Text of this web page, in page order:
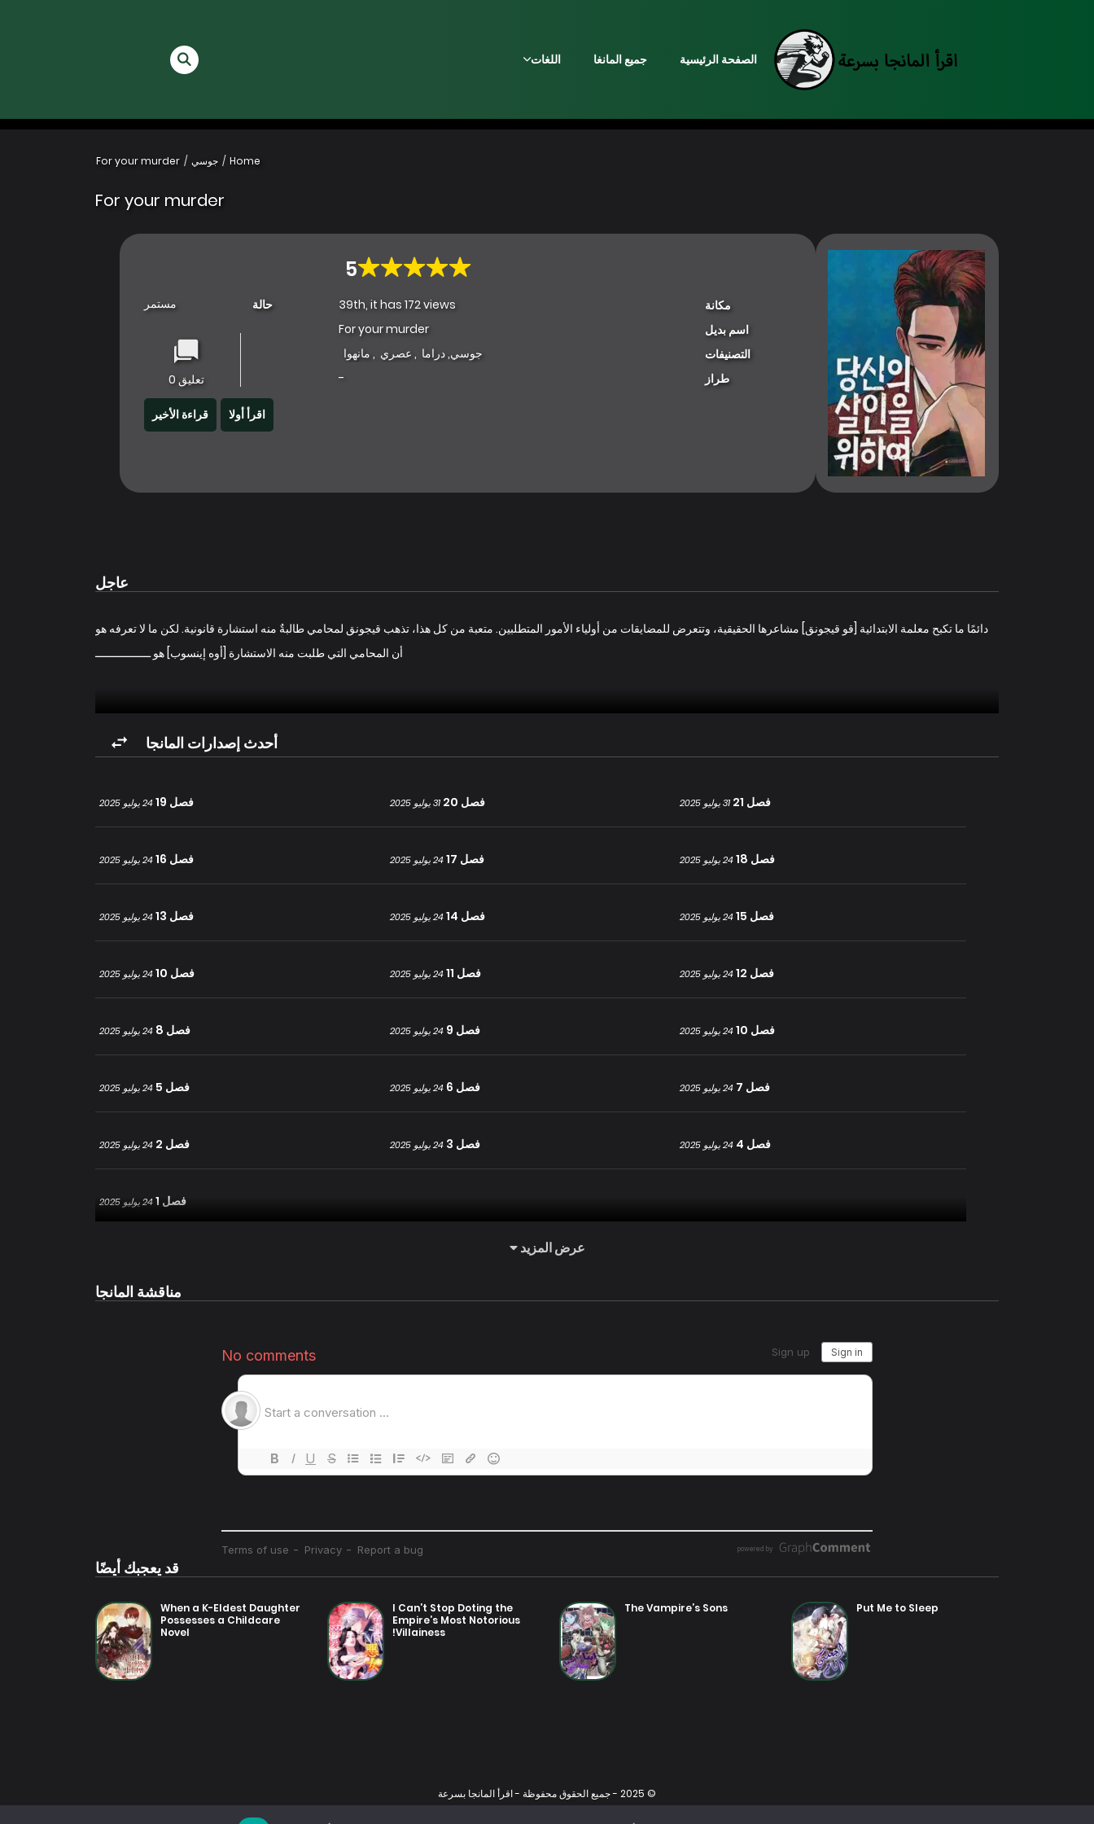
الصفحة الرئيسية جميع المانغا اللغات
Home جوسي For your murder
For your murder
5
مكانة
39th, it has 172 views
اسم بديل
For your murder
التصنيفات
جوسي,دراما , عصري , مانهوا
طراز
-
حالة مستمر
تعليق 0
اقرأ أولا قراءة الأخير
عاجل
دائمًا ما تكبح معلمة الابتدائية [قو قيجونق] مشاعرها الحقيقية، وتتعرض للمضايقات من أولياء الأمور المتطلبين. متعبة من كل هذا، تذهب قيجونق لمحامي طالبةٌ منه استشارة قانونية. لكن ما لا تعرفه هو
أن المحامي التي طلبت منه الاستشارة [أوه إينسوب] هو ـــــــــــــــــ
أحدث إصدارات المانجا
فصل 21 31 يوليو 2025 فصل 20 31 يوليو 2025 فصل 19 24 يوليو 2025
فصل 18 24 يوليو 2025 فصل 17 24 يوليو 2025 فصل 16 24 يوليو 2025
فصل 15 24 يوليو 2025 فصل 14 24 يوليو 2025 فصل 13 24 يوليو 2025
فصل 12 24 يوليو 2025 فصل 11 24 يوليو 2025 فصل 10 24 يوليو 2025
فصل 10 24 يوليو 2025 فصل 9 24 يوليو 2025 فصل 8 24 يوليو 2025
فصل 7 24 يوليو 2025 فصل 6 24 يوليو 2025 فصل 5 24 يوليو 2025
فصل 4 24 يوليو 2025 فصل 3 24 يوليو 2025 فصل 2 24 يوليو 2025
فصل 1 24 يوليو 2025
عرض المزيد
مناقشة المانجا
قد يعجبك أيضًا
Put Me to Sleep
The Vampire’s Sons
I Can’t Stop Doting the
Empire’s Most Notorious
Villainess!
When a K-Eldest Daughter
Possesses a Childcare
Novel
© 2025 - جميع الحقوق محفوظة - اقرأ المانجا بسرعة